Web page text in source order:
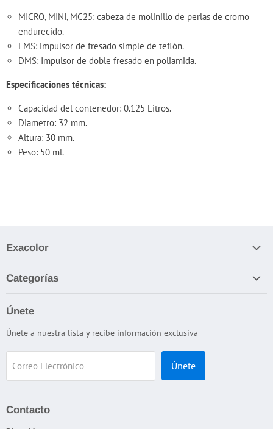
MICRO, MINI, MC25: cabeza de molinillo de perlas de cromo
endurecido.
EMS: impulsor de fresado simple de teflón.
DMS: Impulsor de doble fresado en poliamida.
Especificaciones técnicas:
Capacidad del contenedor: 0.125 Litros.
Diametro: 32 mm.
Altura: 30 mm.
Peso: 50 ml.
Exacolor
Términos y Condiciones
Política de devolución / reembolso
Categorías
Cabinas de Iluminación
Color
Dispersión
DJH
Flamabilidad
Únete
Únete a nuestra lista y recibe información exclusiva
Correo Electrónico Únete
Contacto